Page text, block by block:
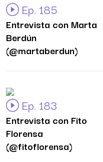
Ep. 185
Entrevista con Marta
Berdún
(@martaberdun)
Ep. 183
Entrevista con Fito
Florensa
(@fitoflorensa)